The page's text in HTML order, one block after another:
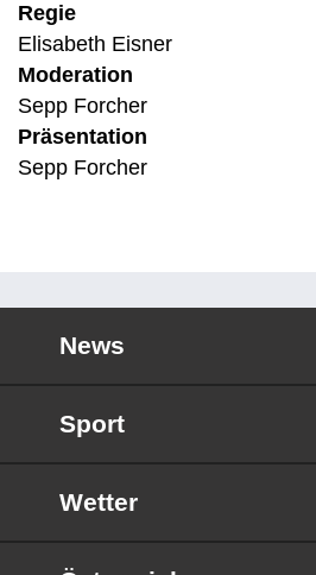
Regie
Elisabeth Eisner
Moderation
Sepp Forcher
Präsentation
Sepp Forcher
News
Sport
Wetter